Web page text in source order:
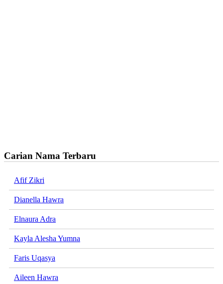
Carian Nama Terbaru
Afif Zikri
Dianella Hawra
Elnaura Adra
Kayla Alesha Yumna
Faris Uqasya
Aileen Hawra